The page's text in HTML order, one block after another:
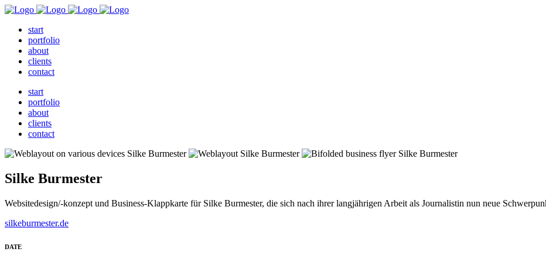
start
portfolio
about
clients
contact
start
portfolio
about
clients
contact
Silke Burmester
Websitedesign/-konzept und Business-Klappkarte für Silke Burmester, die sich nach ihrer langjährigen Arbeit als Journalistin nun neue
silkeburmester.de
DATE